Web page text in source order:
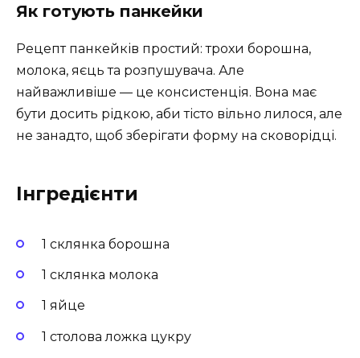
Як готують панкейки
Рецепт панкейків простий: трохи борошна,
молока, яєць та розпушувача. Але
найважливіше — це консистенція. Вона має
бути досить рідкою, аби тісто вільно лилося, але
не занадто, щоб зберігати форму на сковорідці.
Інгредієнти
1 склянка борошна
1 склянка молока
1 яйце
1 столова ложка цукру